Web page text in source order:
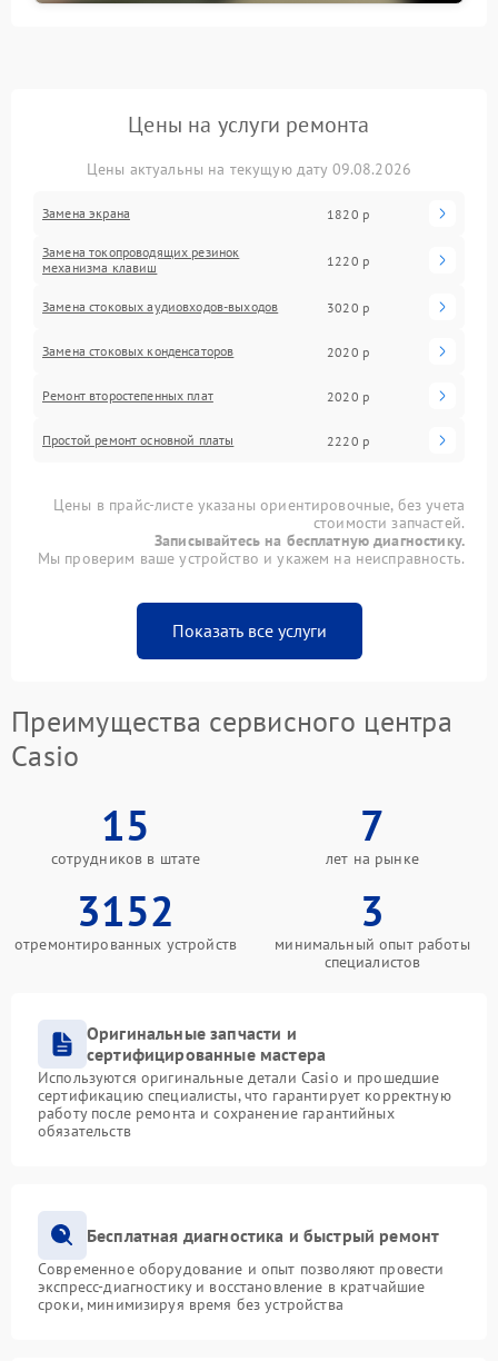
Цены на услуги ремонта
Цены актуальны на текущую дату 09.08.2026
Замена экрана 1820 р
Замена токопроводящих резинок
механизма клавиш
1220 р
Замена стоковых аудиовходов-выходов 3020 р
Замена стоковых конденсаторов 2020 р
Ремонт второстепенных плат 2020 р
Простой ремонт основной платы 2220 р
Цены в прайс-листе указаны ориентировочные, без учета
стоимости запчастей.
Записывайтесь на бесплатную диагностику.
Мы проверим ваше устройство и укажем на неисправность.
Показать все услуги
Преимущества сервисного центра
Casio
15
сотрудников в штате
7
лет на рынке
3152
отремонтированных устройств
3
минимальный опыт работы
специалистов
Оригинальные запчасти и
сертифицированные мастера
Используются оригинальные детали Casio и прошедшие
сертификацию специалисты, что гарантирует корректную
работу после ремонта и сохранение гарантийных
обязательств
Бесплатная диагностика и быстрый ремонт
Современное оборудование и опыт позволяют провести
экспресс-диагностику и восстановление в кратчайшие
сроки, минимизируя время без устройства